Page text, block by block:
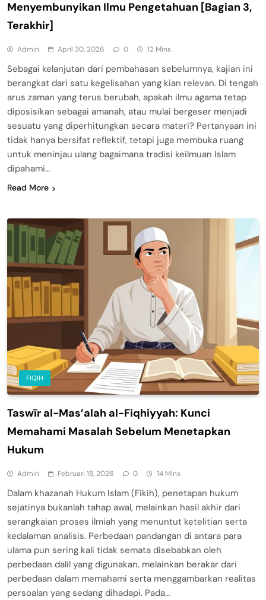
Menyembunyikan Ilmu Pengetahuan [Bagian 3,
Terakhir]
Admin April 30, 2026 0 12 Mins
Sebagai kelanjutan dari pembahasan sebelumnya, kajian ini
berangkat dari satu kegelisahan yang kian relevan. Di tengah
arus zaman yang terus berubah, apakah ilmu agama tetap
diposisikan sebagai amanah, atau mulai bergeser menjadi
sesuatu yang diperhitungkan secara materi? Pertanyaan ini
tidak hanya bersifat reflektif, tetapi juga membuka ruang
untuk meninjau ulang bagaimana tradisi keilmuan Islam
dipahami…
Read More
FIQIH
Taswīr al-Mas’alah al-Fiqhiyyah: Kunci
Memahami Masalah Sebelum Menetapkan
Hukum
Admin Februari 18, 2026 0 14 Mins
Dalam khazanah Hukum Islam (Fikih), penetapan hukum
sejatinya bukanlah tahap awal, melainkan hasil akhir dari
serangkaian proses ilmiah yang menuntut ketelitian serta
kedalaman analisis. Perbedaan pandangan di antara para
ulama pun sering kali tidak semata disebabkan oleh
perbedaan dalil yang digunakan, melainkan berakar dari
perbedaan dalam memahami serta menggambarkan realitas
persoalan yang sedang dihadapi. Pada…